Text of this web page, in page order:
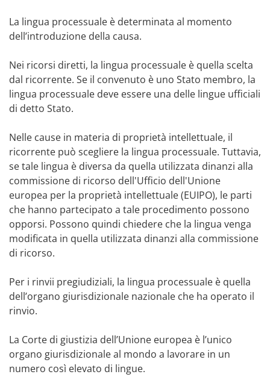
La lingua processuale è determinata al momento
dell’introduzione della causa.
Nei ricorsi diretti, la lingua processuale è quella scelta
dal ricorrente. Se il convenuto è uno Stato membro, la
lingua processuale deve essere una delle lingue ufficiali
di detto Stato.
Nelle cause in materia di proprietà intellettuale, il
ricorrente può scegliere la lingua processuale. Tuttavia,
se tale lingua è diversa da quella utilizzata dinanzi alla
commissione di ricorso dell'Ufficio dell'Unione
europea per la proprietà intellettuale (EUIPO), le parti
che hanno partecipato a tale procedimento possono
opporsi. Possono quindi chiedere che la lingua venga
modificata in quella utilizzata dinanzi alla commissione
di ricorso.
Per i rinvii pregiudiziali, la lingua processuale è quella
dell’organo giurisdizionale nazionale che ha operato il
rinvio.
La Corte di giustizia dell’Unione europea è l’unico
organo giurisdizionale al mondo a lavorare in un
numero così elevato di lingue.